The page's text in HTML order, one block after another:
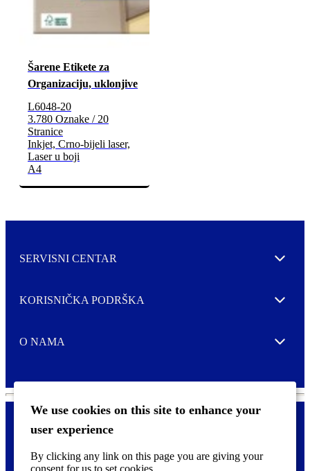
We use cookies on this site to enhance your
user experience
By clicking any link on this page you are giving your
consent for us to set cookies.
Šarene Etikete za
Organizaciju, uklonjive
L6048-20
3.780 Oznake / 20
Stranice
Inkjet, Crno-bijeli laser,
Laser u boji
A4
SERVISNI CENTAR Expand
KORISNIČKA PODRŠKA Expand
O NAMA Expand
o
Pravne i tzv. Cookie obavijesti